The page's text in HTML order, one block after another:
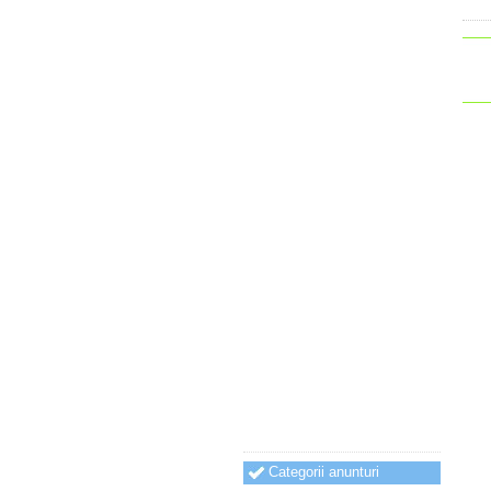
Categorii anunturi